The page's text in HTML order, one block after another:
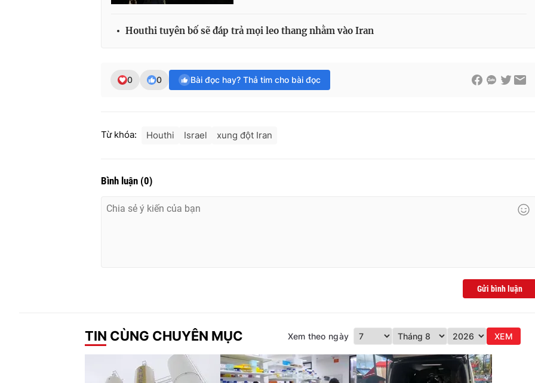
Houthi tuyên bố sẽ đáp trả mọi leo thang nhằm vào Iran
0 0 Bài đọc hay? Thả tim cho bài đọc
Từ khóa: Houthi Israel xung đột Iran
Bình luận (0)
Gửi bình luận
TIN CÙNG CHUYÊN MỤC Xem theo ngày XEM